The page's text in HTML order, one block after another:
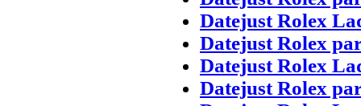
Datejust Rolex
Datejust Rolex
Datejust Rolex
Datejust Rolex